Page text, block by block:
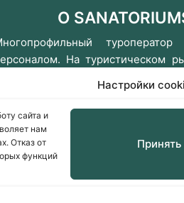
Настройки
сайта и
нам
Отказ от
функций
Принять
О
На туристическом
и приглашаем путешествовать